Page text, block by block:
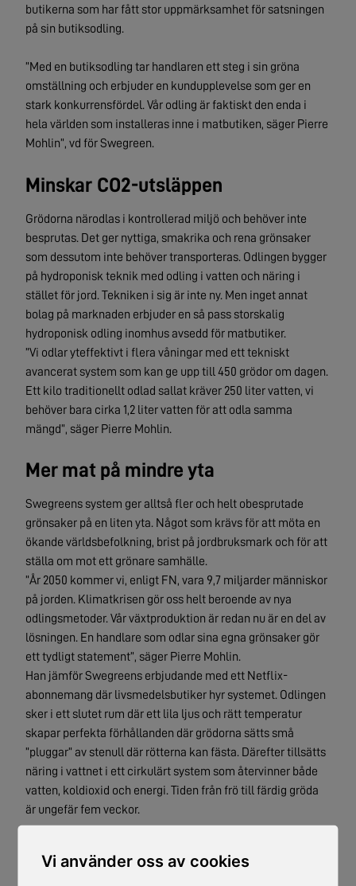
Vi använder oss av cookies
butikerna som har fått stor uppmärksamhet för satsningen
på sin butiksodling.
”Med en butiksodling tar handlaren ett steg i sin gröna
omställning och erbjuder en kundupplevelse som ger en
stark konkurrensfördel. Vår odling är faktiskt den enda i
hela världen som installeras inne i matbutiken, säger Pierre
Mohlin”, vd för Swegreen.
Minskar CO2-utsläppen
Grödorna närodlas i kontrollerad miljö och behöver inte
besprutas. Det ger nyttiga, smakrika och rena grönsaker
som dessutom inte behöver transporteras. Odlingen bygger
på hydroponisk teknik med odling i vatten och näring i
stället för jord. Tekniken i sig är inte ny. Men inget annat
bolag på marknaden erbjuder en så pass storskalig
hydroponisk odling inomhus avsedd för matbutiker.
”Vi odlar yteffektivt i flera våningar med ett tekniskt
avancerat system som kan ge upp till 450 grödor om dagen.
Ett kilo traditionellt odlad sallat kräver 250 liter vatten, vi
behöver bara cirka 1,2 liter vatten för att odla samma
mängd”, säger Pierre Mohlin.
Mer mat på mindre yta
Swegreens system ger alltså fler och helt obesprutade
grönsaker på en liten yta. Något som krävs för att möta en
ökande världsbefolkning, brist på jordbruksmark och för att
ställa om mot ett grönare samhälle.
”År 2050 kommer vi, enligt FN, vara 9,7 miljarder människor
på jorden. Klimatkrisen gör oss helt beroende av nya
odlingsmetoder. Vår växtproduktion är redan nu är en del av
lösningen. En handlare som odlar sina egna grönsaker gör
ett tydligt statement”, säger Pierre Mohlin.
Han jämför Swegreens erbjudande med ett Netflix-
abonnemang där livsmedelsbutiker hyr systemet. Odlingen
sker i ett slutet rum där ett lila ljus och rätt temperatur
skapar perfekta förhållanden där grödorna sätts små
”pluggar” av stenull där rötterna kan fästa. Därefter tillsätts
näring i vattnet i ett cirkulärt system som återvinner både
vatten, koldioxid och energi. Tiden från frö till färdig gröda
är ungefär fem veckor.
via molnet. Det enda man gör i odlingsrummet är att så,